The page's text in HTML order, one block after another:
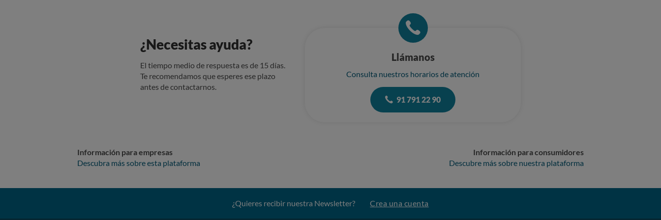
¿Necesitas ayuda?
El tiempo medio de respuesta es de 15 días.
Te recomendamos que esperes ese plazo
antes de contactarnos.
Llámanos
Consulta nuestros horarios de atención
91 791 22 90
Información para empresas
Descubra más sobre esta plataforma
Información para consumidores
Descubre más sobre nuestra plataforma
¿Quieres recibir nuestra Newsletter? Crea una cuenta